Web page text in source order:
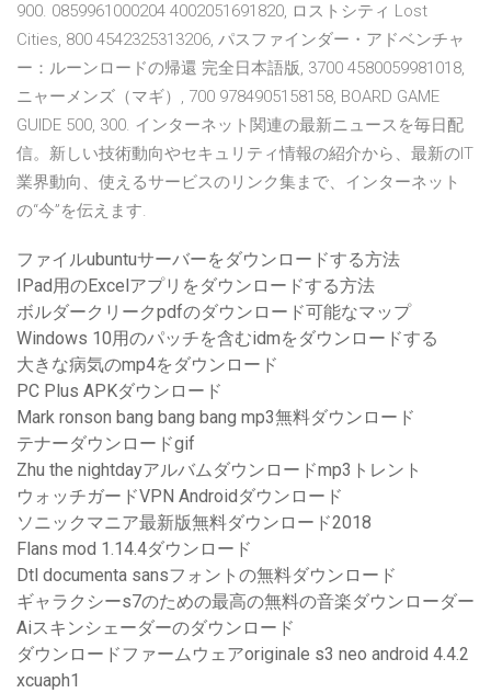
900. 0859961000204 4002051691820, ロストシティ Lost
Cities, 800 4542325313206, パスファインダー・アドベンチャ
ー：ルーンロードの帰還 完全日本語版, 3700 4580059981018,
ニャーメンズ（マギ）, 700 9784905158158, BOARD GAME
GUIDE 500, 300. インターネット関連の最新ニュースを毎日配
信。新しい技術動向やセキュリティ情報の紹介から、最新のIT
業界動向、使えるサービスのリンク集まで、インターネット
の“今”を伝えます.
ファイルubuntuサーバーをダウンロードする方法
IPad用のExcelアプリをダウンロードする方法
ボルダークリークpdfのダウンロード可能なマップ
Windows 10用のパッチを含むidmをダウンロードする
大きな病気のmp4をダウンロード
PC Plus APKダウンロード
Mark ronson bang bang bang mp3無料ダウンロード
テナーダウンロードgif
Zhu the nightdayアルバムダウンロードmp3トレント
ウォッチガードVPN Androidダウンロード
ソニックマニア最新版無料ダウンロード2018
Flans mod 1.14.4ダウンロード
Dtl documenta sansフォントの無料ダウンロード
ギャラクシーs7のための最高の無料の音楽ダウンローダー
Aiスキンシェーダーのダウンロード
ダウンロードファームウェアoriginale s3 neo android 4.4.2
xcuaph1